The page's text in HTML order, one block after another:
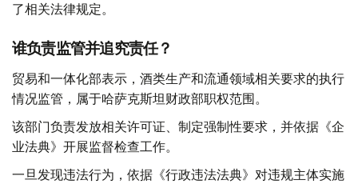
了相关法律规定。
谁负责监管并追究责任？
贸易和一体化部表示，酒类生产和流通领域相关要求的执行
情况监管，属于哈萨克斯坦财政部职权范围。
该部门负责发放相关许可证、制定强制性要求，并依据《企
业法典》开展监督检查工作。
一旦发现违法行为，依据《行政违法法典》对违规主体实施